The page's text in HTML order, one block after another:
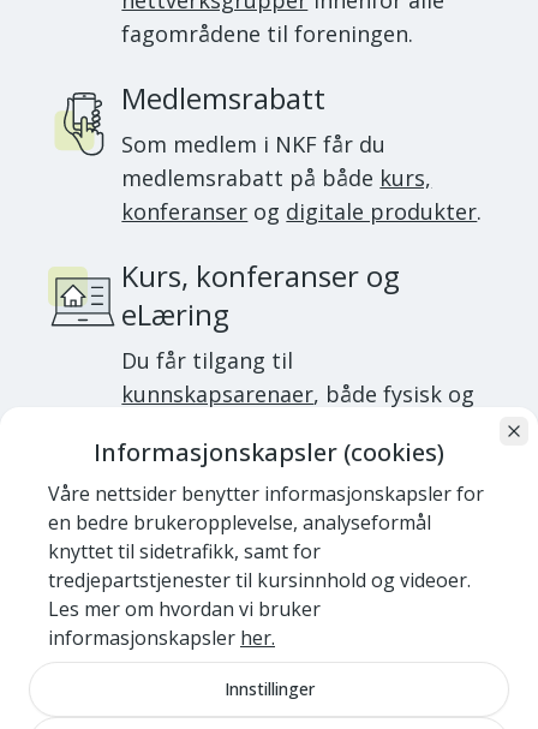
fagområdene til foreningen.
Medlemsrabatt
Som medlem i NKF får du
medlemsrabatt på både kurs,
konferanser og digitale produkter.
Kurs, konferanser og
eLæring
Du får tilgang til
kunnskapsarenaer, både fysisk og
De fleste av landets kommuner og en
rekke offentlige og private foretak har et
virksomhetsmedlemskap i NKF. Dersom
man ønsker å være med inettverk , så
kommer denne kostnaden i tillegg.
Kontigent for medlemmer 2026
Informasjonskapsler (cookies)
Våre nettsider benytter informasjonskapsler for
en bedre brukeropplevelse, analyseformål
knyttet til sidetrafikk, samt for
tredjepartstjenester til kursinnhold og videoer.
Les mer om hvordan vi bruker
informasjonskapsler her.
Innstillinger